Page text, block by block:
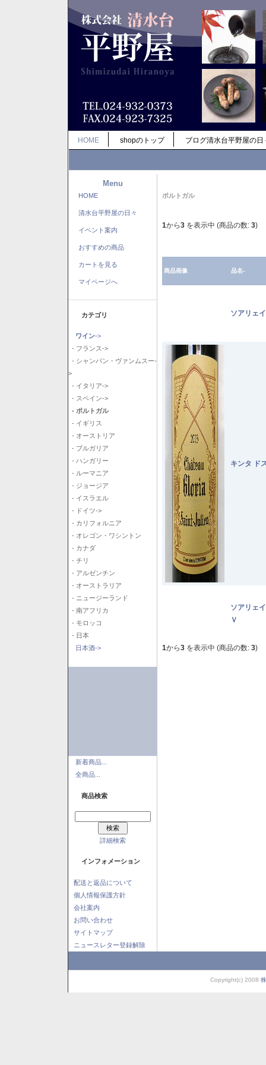
HOME shopのトップ ブログ清水台平野屋の日
Menu
HOME
清水台平野屋の日々
イベント案内
おすすめの商品
カートを見る
マイページへ
カテゴリ
ワイン->
- フランス->
- シャンパン・ヴァンムスー-
>
- イタリア->
- スペイン->
- ポルトガル
- イギリス
- オーストリア
- ブルガリア
- ハンガリー
- ルーマニア
- ジョージア
- イスラエル
- ドイツ->
- カリフォルニア
- オレゴン・ワシントン
- カナダ
- チリ
- アルゼンチン
- オーストラリア
- ニュージーランド
- 南アフリカ
- モロッコ
- 日本
日本酒->
新着商品...
全商品...
商品検索
詳細検索
インフォメーション
配送と返品について
個人情報保護方針
会社案内
お問い合わせ
サイトマップ
ニュースレター登録解除
ポルトガル
1から3 を表示中 (商品の数: 3)
商品画像 品名-
ソアリェ
キンタ ド
ソアリェ
Ｖ
1から3 を表示中 (商品の数: 3)
Copyright(c) 2008